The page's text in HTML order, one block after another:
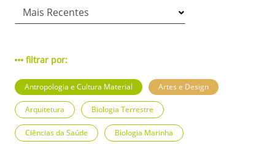
filtrar por:
Antropologia e Cultura Material Artes e Design
Arquitetura Biologia Terrestre
Ciências da Saúde Biologia Marinha